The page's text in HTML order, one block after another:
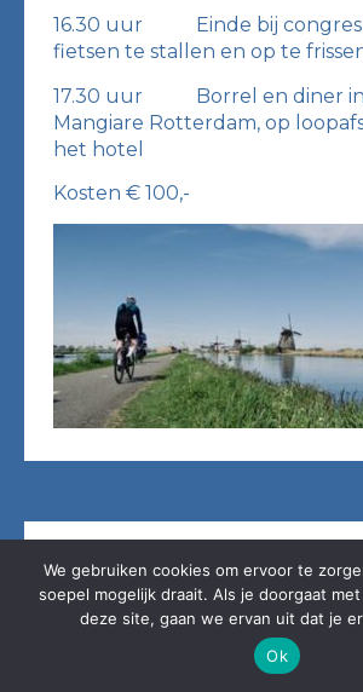
16.30 uur Einde bij
fietsen te stallen en op te
17.30 uur Borrel en diner in
Mangiare Rotterdam, op
het hotel
Kosten € 100,-
Vrije voordrachten
Uitnodiging voor het houden
We gebruiken cookies om ervoor te
soepel mogelijk draait. Als je doorgaat
deze site, gaan we ervan uit dat je
Ok